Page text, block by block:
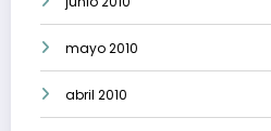
mayo 2010
abril 2010